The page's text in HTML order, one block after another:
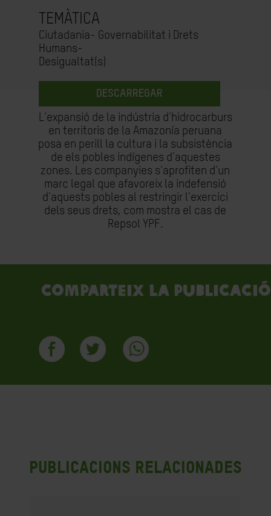
TEMÀTICA
Ciutadania- Governabilitat i Drets
Humans-
Desigualtat(s)
DESCARREGAR
L'expansió de la indústria d'hidrocarburs
en territoris de la Amazonía peruana
posa en perill la cultura i la subsistència
de els pobles indígenes d'aquestes
zones. Les companyies s'aprofiten d'un
marc legal que afavoreix la indefensió
d'aquests pobles al restringir l'exercici
dels seus drets, com mostra el cas de
Repsol YPF.
Comparteix la publicació
Publicacions Relacionades